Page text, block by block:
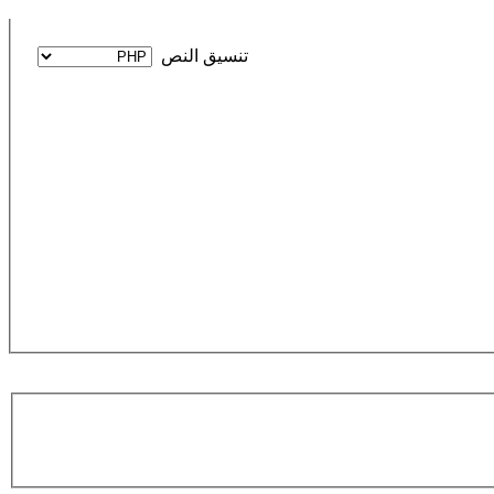
‏تنسيق النص ‏